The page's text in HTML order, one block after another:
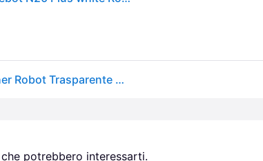
Ecovacs Deebot N20 Plus Vacuum Cleaner Robot Trasparente One Size / EU Plug 220V
potrebbero interessarti.